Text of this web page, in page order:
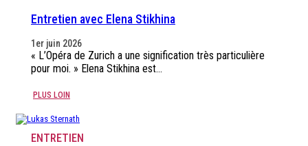
Entretien avec Elena Stikhina
1er juin 2026
« L’Opéra de Zurich a une signification très particulière
pour moi. » Elena Stikhina est…
PLUS LOIN
ENTRETIEN